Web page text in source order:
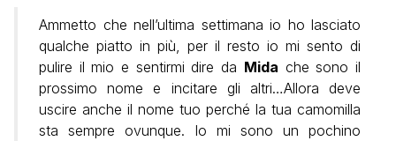
Ammetto che nell’ultima settimana io ho lasciato
qualche piatto in più, per il resto io mi sento di
pulire il mio e sentirmi dire da Mida che sono il
prossimo nome e incitare gli altri…Allora deve
uscire anche il nome tuo perché la tua camomilla
sta sempre ovunque. Io mi sono un pochino